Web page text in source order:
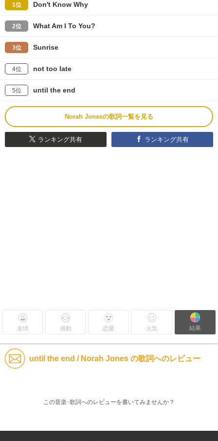
1位 Don't Know Why
2位 What Am I To You?
3位 Sunrise
4位 not too late
5位 until the end
Norah Jonesの歌詞一覧を見る
ランキング共有 ランキング共有
友情 感動 恋愛 元気 結果
until the end / Norah Jones の歌詞へのレビュー
この音楽･歌詞へのレビューを書いてみませんか？